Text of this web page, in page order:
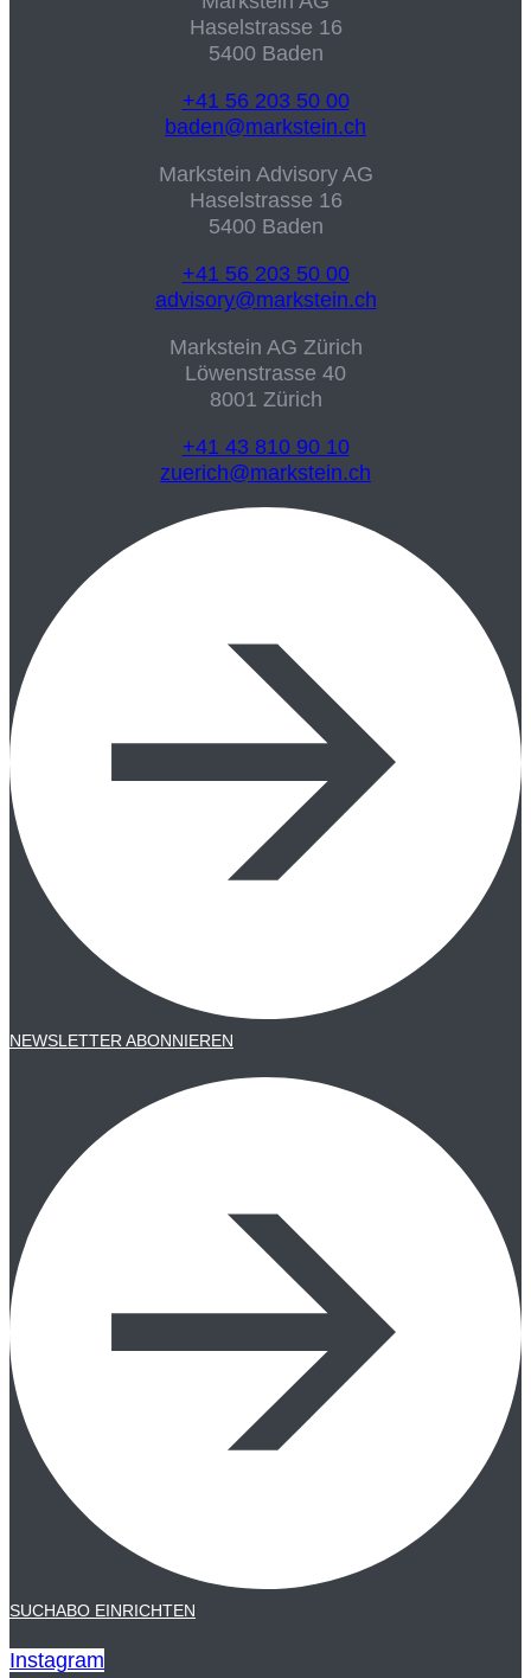
Haselstrasse 16
5400 Baden
+41 56 203 50 00
baden@markstein.ch
Markstein Advisory AG
Haselstrasse 16
5400 Baden
+41 56 203 50 00
advisory@markstein.ch
Markstein AG Zürich
Löwenstrasse 40
8001 Zürich
+41 43 810 90 10
zuerich@markstein.ch
NEWSLETTER ABONNIEREN
SUCHABO EINRICHTEN
Instagram